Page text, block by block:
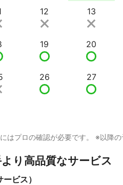
12 13
19 20
26 27
はプロの確認が必要です。 ※以降
り高品質なサービス
ビス）